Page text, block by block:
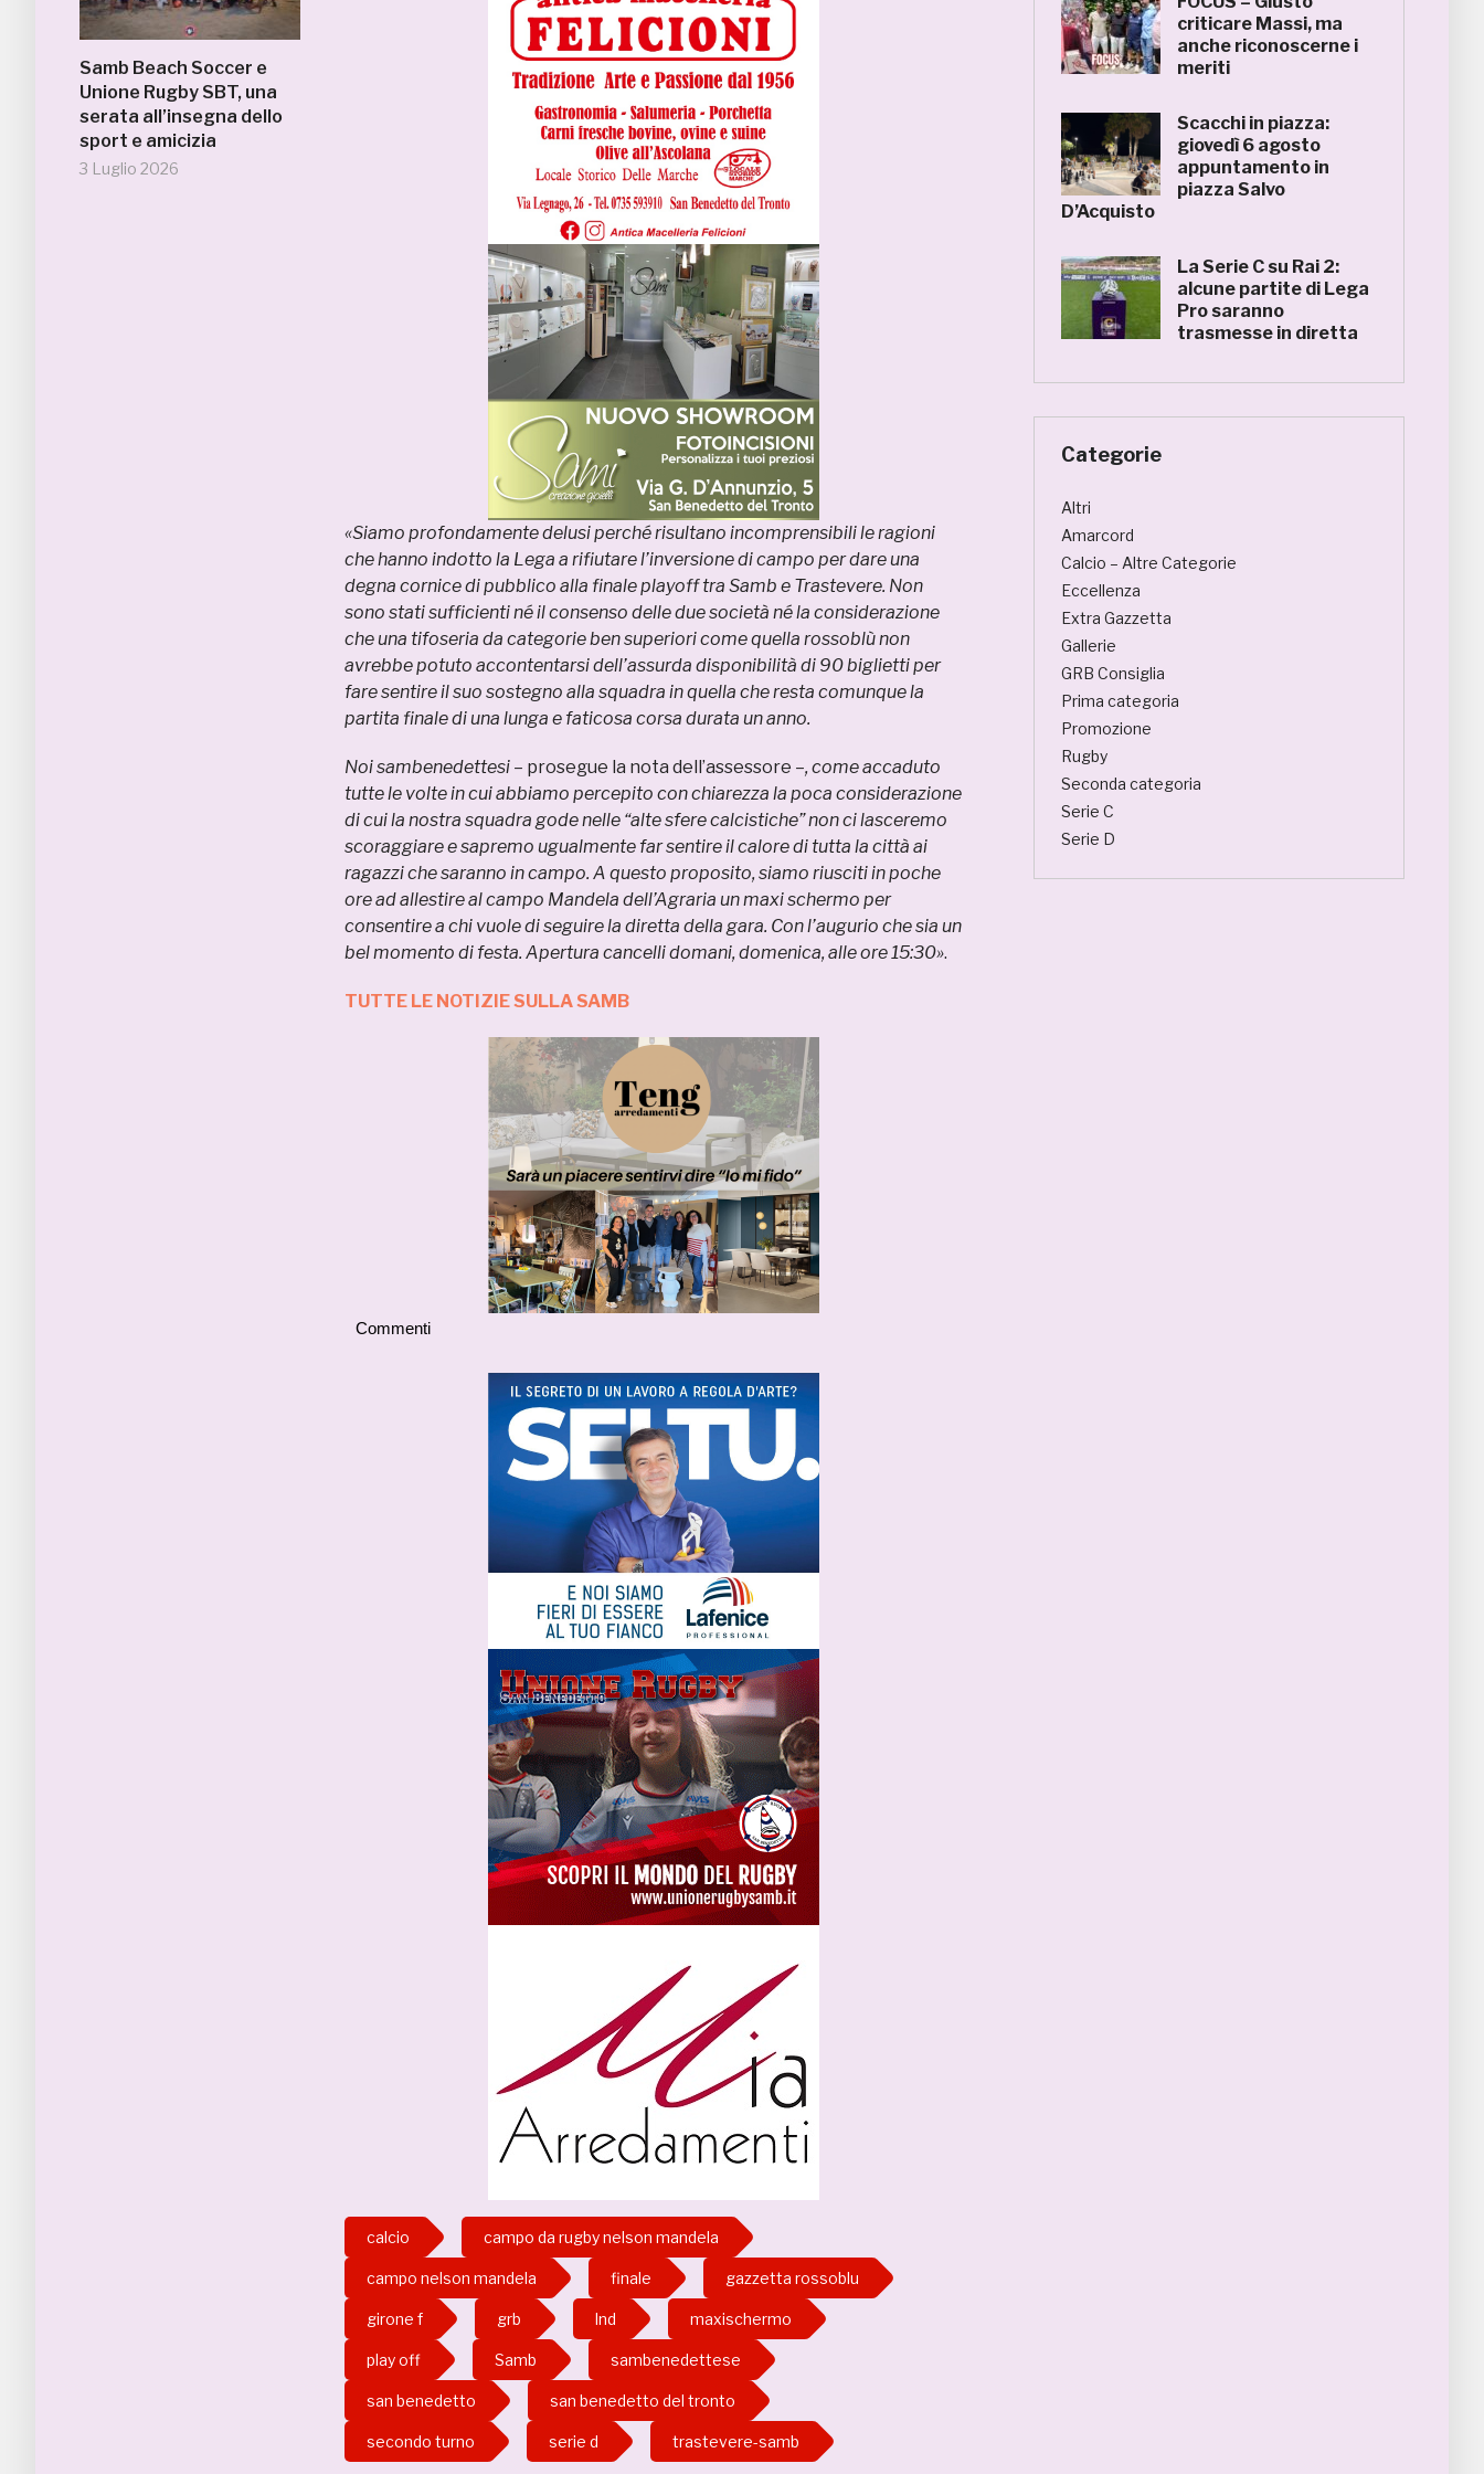
Samb Beach Soccer e
Unione Rugby SBT, una
serata all’insegna dello
sport e amicizia
3 Luglio 2026
«Siamo profondamente delusi perché risultano incomprensibili le ragioni
che hanno indotto la Lega a rifiutare l’inversione di campo per dare una
degna cornice di pubblico alla finale playoff tra Samb e Trastevere. Non
sono stati sufficienti né il consenso delle due società né la considerazione
che una tifoseria da categorie ben superiori come quella rossoblù non
avrebbe potuto accontentarsi dell’assurda disponibilità di 90 biglietti per
fare sentire il suo sostegno alla squadra in quella che resta comunque la
partita finale di una lunga e faticosa corsa durata un anno.
Noi sambenedettesi – prosegue la nota dell’assessore –, come accaduto
tutte le volte in cui abbiamo percepito con chiarezza la poca considerazione
di cui la nostra squadra gode nelle “alte sfere calcistiche” non ci lasceremo
scoraggiare e sapremo ugualmente far sentire il calore di tutta la città ai
ragazzi che saranno in campo. A questo proposito, siamo riusciti in poche
ore ad allestire al campo Mandela dell’Agraria un maxi schermo per
consentire a chi vuole di seguire la diretta della gara. Con l’augurio che sia un
bel momento di festa. Apertura cancelli domani, domenica, alle ore 15:30».
TUTTE LE NOTIZIE SULLA SAMB
Commenti
calcio campo da rugby nelson mandela
campo nelson mandela finale gazzetta rossoblu
girone f grb lnd maxischermo
play off Samb sambenedettese
san benedetto san benedetto del tronto
secondo turno serie d trastevere-samb
criticare Massi, ma
anche riconoscerne i
meriti
Scacchi in piazza:
giovedì 6 agosto
appuntamento in
piazza Salvo
D’Acquisto
La Serie C su Rai 2:
alcune partite di Lega
Pro saranno
trasmesse in diretta
Categorie
Altri
Amarcord
Calcio – Altre Categorie
Eccellenza
Extra Gazzetta
Gallerie
GRB Consiglia
Prima categoria
Promozione
Rugby
Seconda categoria
Serie C
Serie D